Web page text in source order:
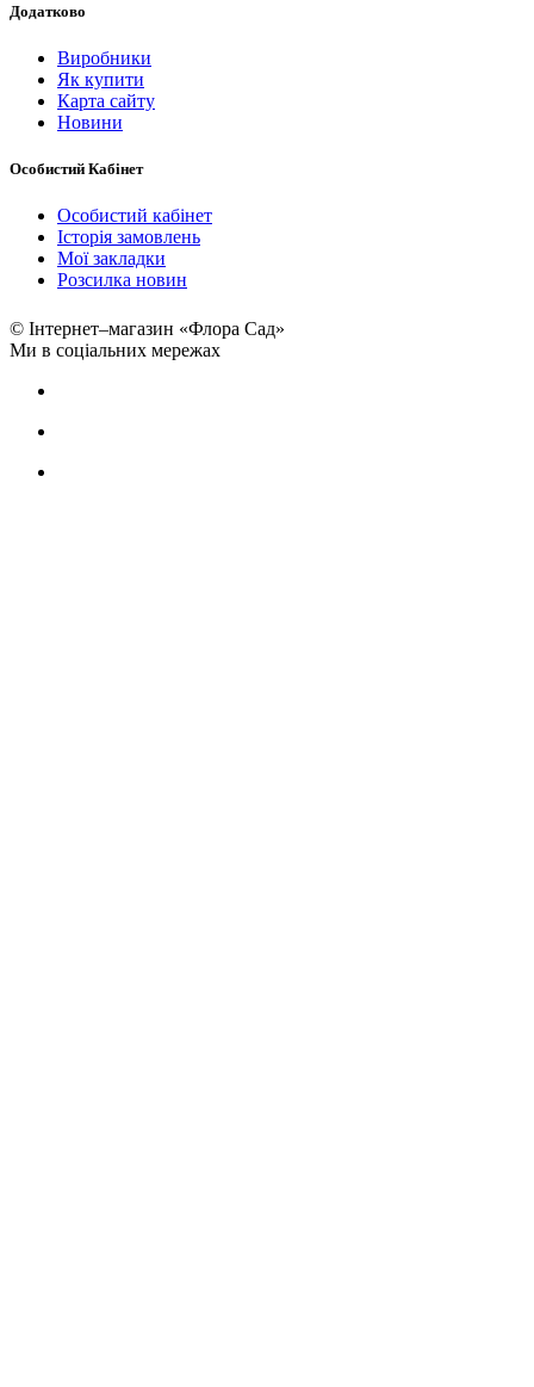
Додатково
Виробники
Як купити
Карта сайту
Новини
Особистий Кабінет
Особистий кабінет
Історія замовлень
Мої закладки
Розсилка новин
© Інтернет–магазин «Флора Сад»
Ми в соціальних мережах